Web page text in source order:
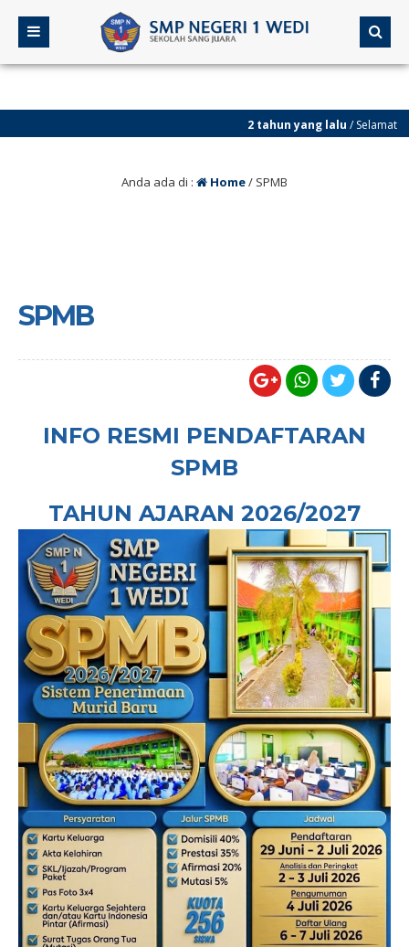
2 tahun yang lalu/ Selamat datang di
Negeri 1 Wedi
Anda ada di : Home/ SPMB
SPMB
INFO RESMI PENDAFTARAN
SPMB
TAHUN AJARAN 2026/2027